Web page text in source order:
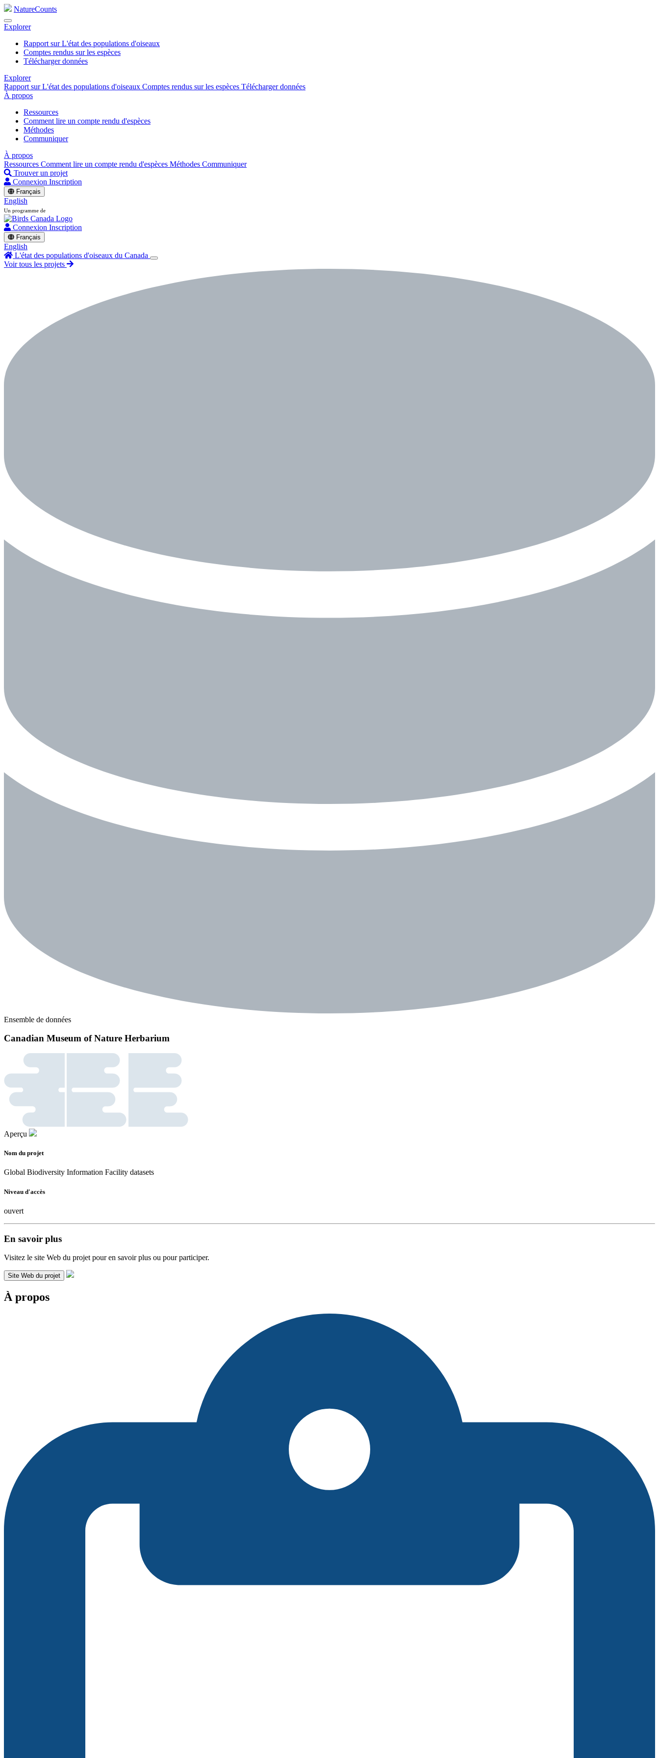
NatureCounts
Explorer
Rapport sur L'état des populations d'oiseaux
Comptes rendus sur les espèces
Télécharger données
Explorer
Rapport sur L'état des populations d'oiseaux Comptes rendus sur les espèces Télécharger données
À propos
Ressources
Comment lire un compte rendu d'espèces
Méthodes
Communiquer
À propos
Ressources Comment lire un compte rendu d'espèces Méthodes Communiquer
Trouver un projet
Connexion Inscription
Français
English
Un programme de
Connexion Inscription
Français
English
L'état des populations d'oiseaux du Canada
Voir tous les projets
Ensemble de données
Canadian Museum of Nature Herbarium
Aperçu
Nom du projet
Global Biodiversity Information Facility datasets
Niveau d'accès
ouvert
En savoir plus
Visitez le site Web du projet pour en savoir plus ou pour participer.
Site Web du projet
À propos